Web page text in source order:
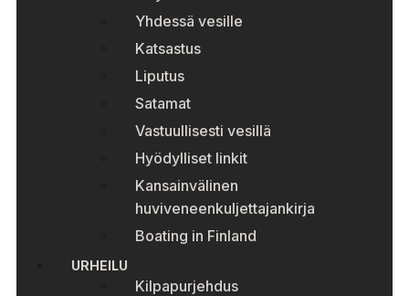
Yhdessä vesille
Katsastus
Liputus
Satamat
Vastuullisesti vesillä
Hyödylliset linkit
Kansainvälinen
huviveneenkuljettajankirja
Boating in Finland
URHEILU
Kilpapurjehdus